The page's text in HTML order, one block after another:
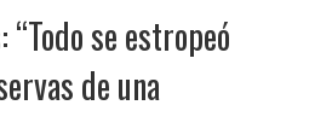
se estropeó
de una